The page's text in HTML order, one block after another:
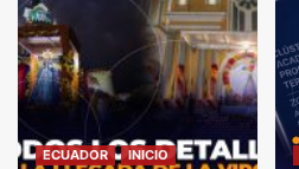
ECUADOR
INICIO